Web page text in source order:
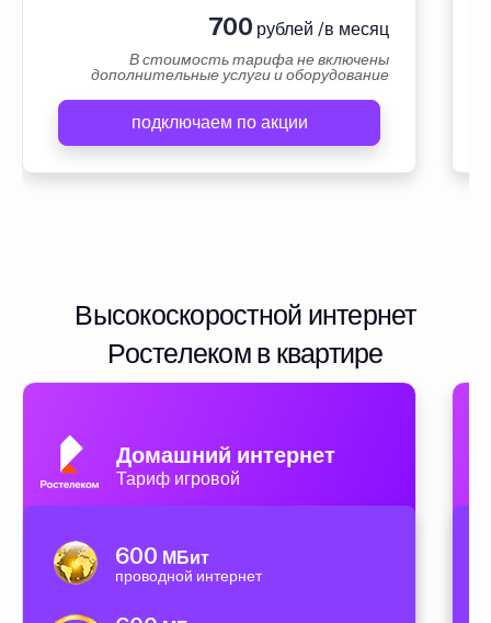
700 рублей /в месяц
В стоимость тарифа не включены
дополнительные услуги и оборудование
подключаем по акции
Высокоскоростной интернет
Ростелеком в квартире
Домашний интернет
Тариф игровой
600 МБит
проводной интернет